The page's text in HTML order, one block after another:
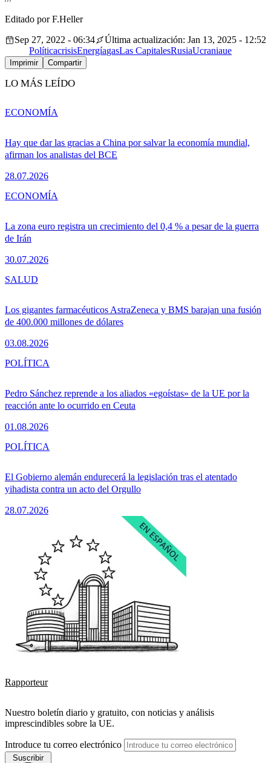
Editado por F.Heller
Sep 27, 2022 - 06:34
Última actualización: Jan 13, 2025 - 12:52
PolíticacrisisEnergíagasLas CapitalesRusiaUcraniaue
Imprimir Compartir
LO MÁS LEÍDO
Hay que dar las gracias a China por salvar la economía mundial,
afirman los analistas del BCE
28.07.2026
ECONOMÍA
La zona euro registra un crecimiento del 0,4 % a pesar de la guerra
de Irán
30.07.2026
ECONOMÍA
Los gigantes farmacéuticos AstraZeneca y BMS barajan una fusión
de 400.000 millones de dólares
03.08.2026
SALUD
Pedro Sánchez reprende a los aliados «egoístas» de la UE por la
reacción ante lo ocurrido en Ceuta
01.08.2026
POLÍTICA
El Gobierno alemán endurecerá la legislación tras el atentado
yihadista contra un acto del Orgullo
28.07.2026
POLÍTICA
Rapporteur
Nuestro boletín diario y gratuito, con noticias y análisis
imprescindibles sobre la UE.
Introduce tu correo electrónico
Suscribir